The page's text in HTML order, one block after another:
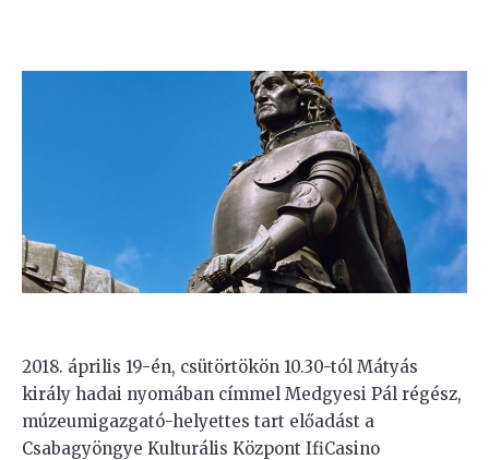
2018. április 19-én, csütörtökön 10.30-tól Mátyás
király hadai nyomában címmel Medgyesi Pál régész,
múzeumigazgató-helyettes tart előadást a
Csabagyöngye Kulturális Központ IfiCasino